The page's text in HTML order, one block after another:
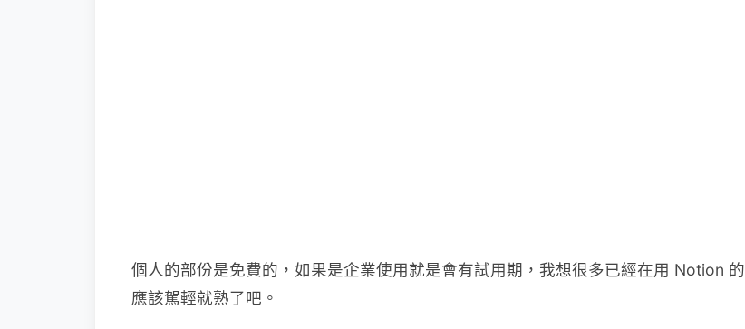
個人的部份是免費的，如果是企業使用就是會有試用期，我想很多已經在用 Notion 的
應該駕輕就熟了吧。